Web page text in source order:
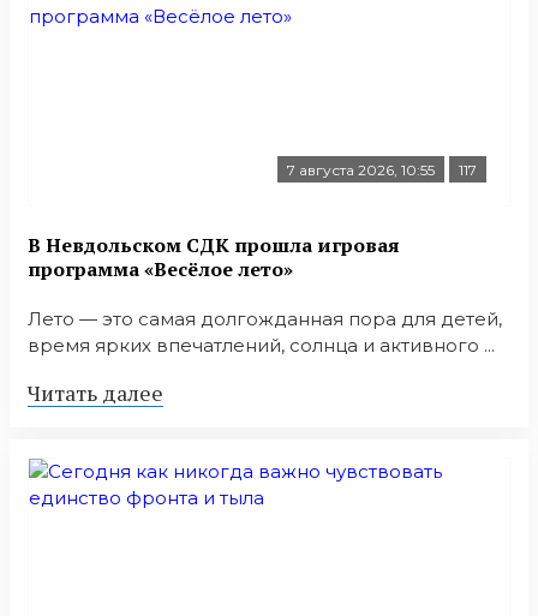
7 августа 2026, 10:55 117
В Невдольском СДК прошла игровая
программа «Весёлое лето»
Лето — это самая долгожданная пора для детей,
время ярких впечатлений, солнца и активного ...
Читать далее